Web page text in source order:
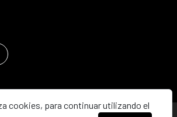
cookies, para continuar utilizando el
sido ⚙️ con ♥️ en ABC · Castilla-La Mancha ·